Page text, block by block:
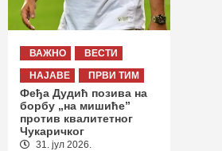
ВАЖНО
ВЕСТИ
НАЈАВЕ
ПРВИ ТИМ
Феђа Дудић позива на
борбу „на мишиће”
против квалитетног
Чукаричког
31. јул 2026.